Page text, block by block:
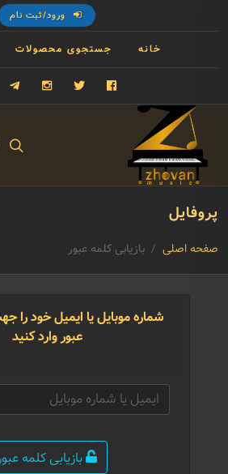
ورود/ثبت نام
خانه جستجوی محصولات
فیسبوک توییتر
پروفایل
صفحه اصلی بازیابی کلمه عبور
شماره موبایل یا ایمیل خود را
عبور وارد کنید
بازیابی کلمه